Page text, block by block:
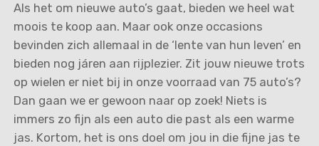
Als het om nieuwe auto’s gaat, bieden we heel wat
moois te koop aan. Maar ook onze occasions
bevinden zich allemaal in de ‘lente van hun leven’ en
bieden nog járen aan rijplezier. Zit jouw nieuwe trots
op wielen er niet bij in onze voorraad van 75 auto’s?
Dan gaan we er gewoon naar op zoek! Niets is
immers zo fijn als een auto die past als een warme
jas. Kortom, het is ons doel om jou in die fijne jas te